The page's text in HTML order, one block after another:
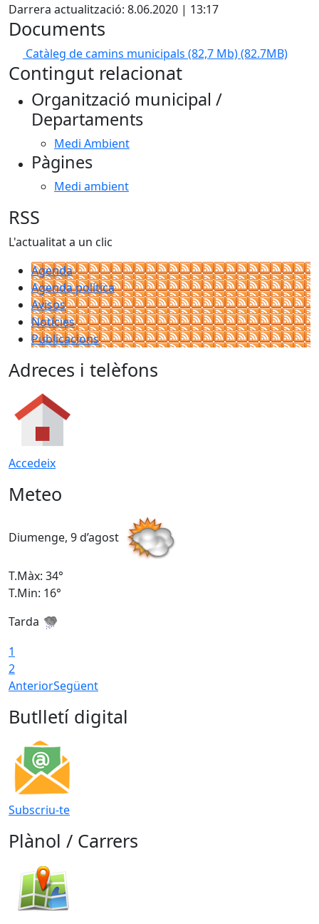
Darrera actualització: 8.06.2020 | 13:17
Documents
Catàleg de camins municipals (82,7 Mb)(82.7MB)
Contingut relacionat
Organització municipal /
Departaments
Medi Ambient
Pàgines
Medi ambient
RSS
L'actualitat a un clic
Agenda
Agenda política
Avisos
Notícies
Publicacions
Adreces i telèfons
Accedeix
Meteo
Diumenge, 9 d’agost
T.Màx: 34°
T.Min: 16°
Tarda
1
2
AnteriorSegüent
Butlletí digital
Subscriu-te
Plànol / Carrers